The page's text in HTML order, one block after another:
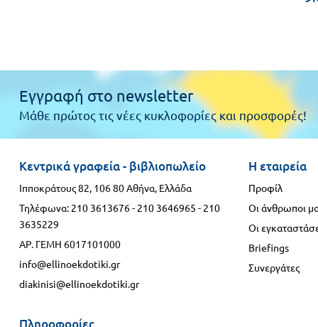
Εγγραφή στο newsletter
Μάθε πρώτος τις νέες κυκλοφορίες και προσφορές!
Κεντρικά γραφεία - βιβλιοπωλείο
Ιπποκράτους 82, 106 80 Αθήνα, Ελλάδα
Τηλέφωνα: 210 3613676- 210 3646965 - 210
3635229
ΑΡ. ΓΕΜΗ 6017101000
info@ellinoekdotiki.gr
diakinisi@ellinoekdotiki.gr
Η εταιρεία
Προφίλ
Οι άνθρωποι
Οι
Briefings
Συνεργάτες